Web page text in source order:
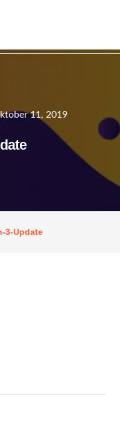
11, 2019
3-Update